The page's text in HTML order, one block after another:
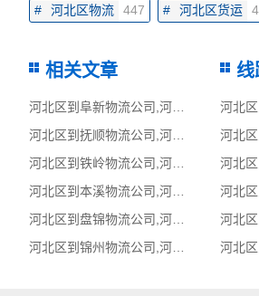
# 河北区物流 447 # 河北区货运
相关文章 线